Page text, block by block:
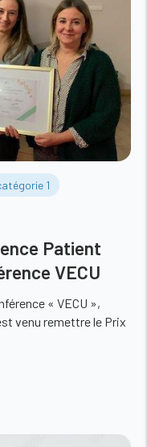
1
Patient
VECU
« VECU »,
venu remettre le Prix